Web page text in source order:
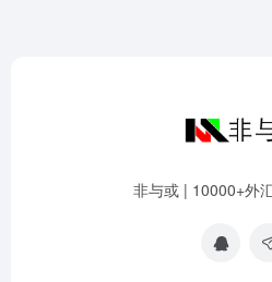
非与或 | 10000+外